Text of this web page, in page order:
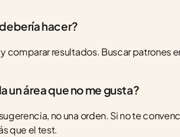
hacer?
comparar resultados. Buscar patrones
un área que no me gusta?
no una orden. Si no te
que el test.